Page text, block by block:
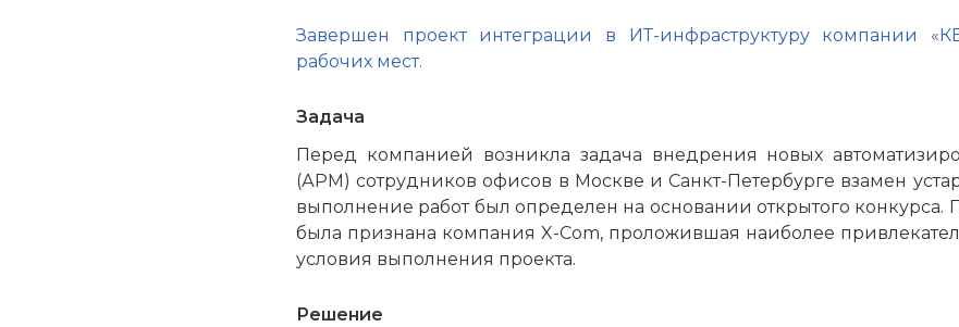
Завершен проект интеграции в ИТ-инфраструктуру компании
рабочих мест.
Задача
Перед компанией возникла задача внедрения новых
(АРМ) сотрудников офисов в Москве и Санкт-Петербурге взамен
выполнение работ был определен на основании открытого конкурса.
была признана компания X-Com, проложившая наиболее
условия выполнения проекта.
Решение